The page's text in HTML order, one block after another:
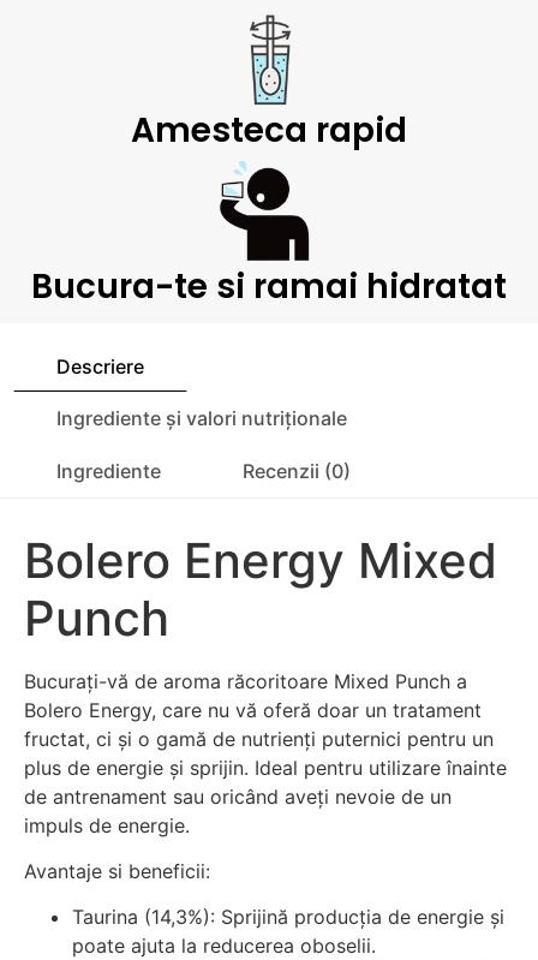
Amesteca rapid
Bucura-te si ramai hidratat
Descriere
Ingrediente și valori nutriționale
Ingrediente Recenzii (0)
Bolero Energy Mixed
Punch
Bucurați-vă de aroma răcoritoare Mixed Punch a
Bolero Energy, care nu vă oferă doar un tratament
fructat, ci și o gamă de nutrienți puternici pentru un
plus de energie și sprijin. Ideal pentru utilizare înainte
de antrenament sau oricând aveți nevoie de un
impuls de energie.
Avantaje si beneficii:
Taurina (14,3%): Sprijină producția de energie și
poate ajuta la reducerea oboselii.